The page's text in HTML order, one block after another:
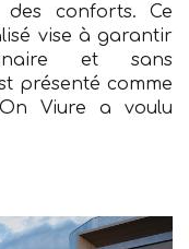
conforts. Ce
vise à garantir
et sans
présenté comme
Viure a voulu